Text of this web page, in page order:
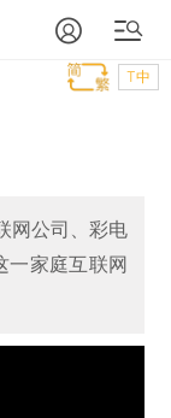
T中
网公司、彩电
一家庭互联网